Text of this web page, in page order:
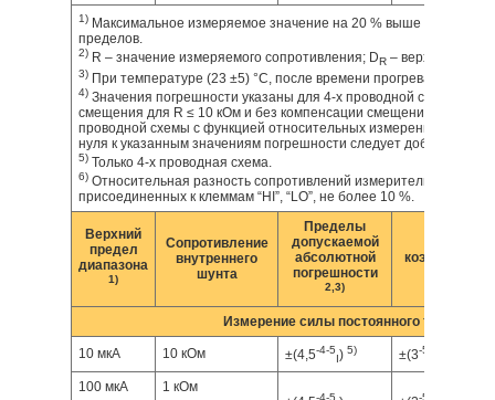
1) Максимальное измеряемое значение на 20 % выше указанных
пределов.
2) R – значение измеряемого сопротивления; DR – верхний
3) При температуре (23 ±5) °C, после времени прогрева 30 минут.
4) Значения погрешности указаны для 4-х проводной схемы с
смещения для R ≤ 10 кОм и без компенсации смещения для R >
проводной схемы с функцией относительных измерений (Rel)
нуля к указанным значениям погрешности следует добавить 0,1
5) Только 4-х проводная схема.
6) Относительная разность сопротивлений измерительных
присоединенных к клеммам “HI”, “LO”, не более 10 %.
Верхний
предел
диапазона
1)
Сопротивление
внутреннего
шунта
Пределы
допускаемой
абсолютной
погрешности
2,3)
коэффициент
Измерение силы постоянного тока
10 мкА 10 кОм ±(4,5-4-5 ) 5) ±(3-5
100 мкА
1 кОм
-4-5 -5